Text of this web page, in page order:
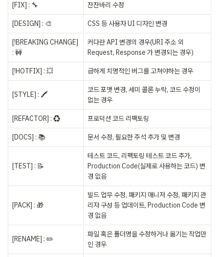
[FIX] : 🔧 잔잔바리 수정
[DESIGN] : 🎨 CSS 등 사용자 UI 디자인 변경
[!BREAKING CHANGE]
: 🚧
커다란 API 변경의 경우(URI 주소 외
Request, Response 가 변경되는 경우)
[!HOTFIX] : 💥 급하게 치명적인 버그를 고쳐야하는 경우
[STYLE] : 🖍️
코드 포맷 변경, 세미 콜론 누락, 코드 수정이
없는 경우
[REFACTOR] : ♻️ 프로덕션 코드 리팩토링
[DOCS] : 📚 문서 수정, 필요한 주석 추가 및 변경
[TEST] : 📝
테스트 코드, 리펙토링 테스트 코드 추가,
Production Code(실제로 사용하는 코드) 변
경 없음
[PACK] : 🎁
빌드 업무 수정, 패키지 매니저 수정, 패키지 관
리자 구성 등 업데이트, Production Code 변
경 없음
[RENAME] : ✏️
파일 혹은 폴더명을 수정하거나 옮기는 작업만
인 경우